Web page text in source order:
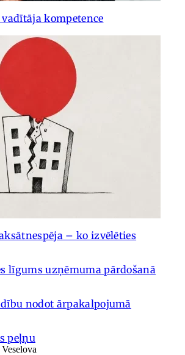
kompetence
– ko izvēlēties
līgums uzņēmuma pārdošanā
nodot ārpakalpojumā
peļņu